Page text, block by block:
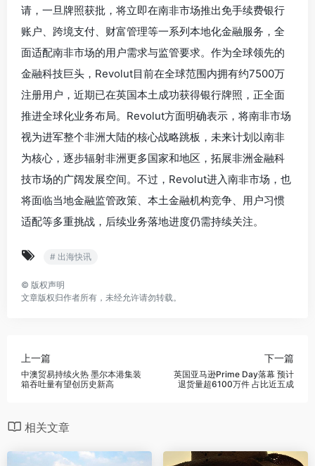
请，一旦牌照获批，将立即在南非市场推出免手续费银行
账户、跨境支付、财富管理等一系列本地化金融服务，全
面适配南非市场的用户需求与监管要求。作为全球领先的
金融科技巨头，Revolut目前在全球范围内拥有约7500万
注册用户，近期已在英国本土成功获得银行牌照，正全面
推进全球化业务布局。Revolut方面明确表示，将南非市场
视为进军整个非洲大陆的核心战略跳板，未来计划以南非
为核心，逐步辐射非洲更多国家和地区，拓展非洲金融科
技市场的广阔发展空间。不过，Revolut进入南非市场，也
将面临当地金融监管政策、本土金融机构竞争、用户习惯
适配等多重挑战，后续业务落地进度仍需持续关注。
# 出海快讯
© 版权声明
文章版权归作者所有，未经允许请勿转载。
上一篇
中澳贸易持续火热 墨尔本港集装
箱吞吐量有望创历史新高
下一篇
英国亚马逊Prime Day落幕 预计
退货量超6100万件 占比近五成
相关文章